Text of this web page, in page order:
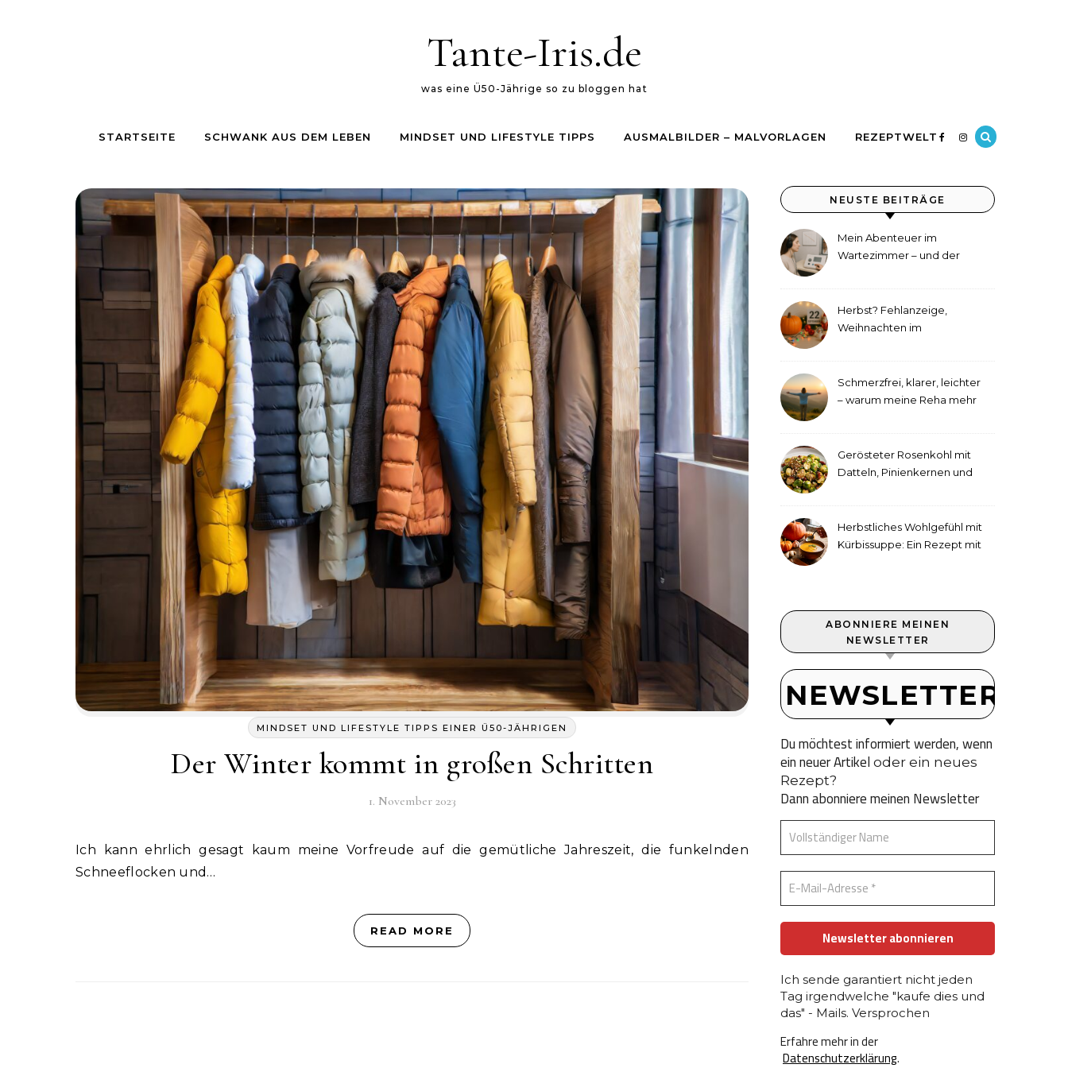
Tante-Iris.de
was eine Ü50-Jährige so zu bloggen hat
STARTSEITE SCHWANK AUS DEM LEBEN MINDSET UND LIFESTYLE TIPPS AUSMALBILDER – MALVORLAGEN REZEPTWELT
MINDSET UND LIFESTYLE TIPPS EINER Ü50-JÄHRIGEN
Der Winter kommt in großen Schritten
1. November 2023
Ich kann ehrlich gesagt kaum meine Vorfreude auf die gemütliche Jahreszeit, die funkelnden
Schneeflocken und…
READ MORE
NEUSTE BEITRÄGE
Mein Abenteuer im
Wartezimmer – und der
Herbst? Fehlanzeige,
Weihnachten im
Schmerzfrei, klarer, leichter
– warum meine Reha mehr
Gerösteter Rosenkohl mit
Datteln, Pinienkernen und
Herbstliches Wohlgefühl mit
Kürbissuppe: Ein Rezept mit
ABONNIERE MEINEN
NEWSLETTER
NEWSLETTER
Du möchtest informiert werden, wenn
ein neuer Artikel oder ein neues
Rezept?
Dann abonniere meinen Newsletter
Ich sende garantiert nicht jeden
Tag irgendwelche "kaufe dies und
das" - Mails. Versprochen
Erfahre mehr in der
Datenschutzerklärung.